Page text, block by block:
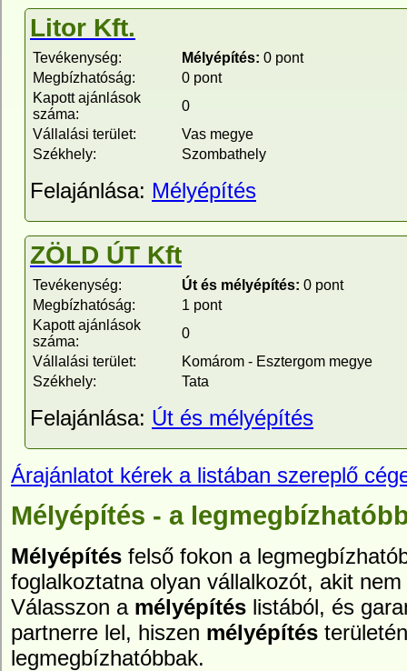
Litor Kft.
Tevékenység: Mélyépítés: 0 pont
Megbízhatóság:
0 pont
Kapott ajánlások
száma:
0
Vállalási terület:
Vas megye
Székhely:
Szombathely
Felajánlása: Mélyépítés
ZÖLD ÚT Kft
Tevékenység: Út és mélyépítés: 0 pont
Megbízhatóság:
1 pont
Kapott ajánlások
száma:
0
Vállalási terület:
Komárom - Esztergom megye
Székhely:
Tata
Felajánlása: Út és mélyépítés
Árajánlatot kérek a listában szereplő
Mélyépítés - a
Mélyépítés felső fokon a
foglalkoztatna olyan vállalkozót, akit
Válasszon a mélyépítés listából, és
partnerre lel, hiszen mélyépítés
legmegbízhatóbbak.